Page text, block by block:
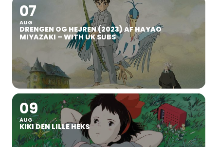
07
AUG
DRENGEN OG HEJREN (2023) AF HAYAO
MIYAZAKI – WITH UK SUBS
09
AUG
KIKI DEN LILLE HEKS